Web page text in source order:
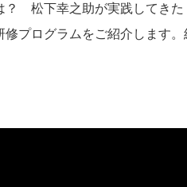
松下幸之助が実践してきた
プログラムをご紹介します